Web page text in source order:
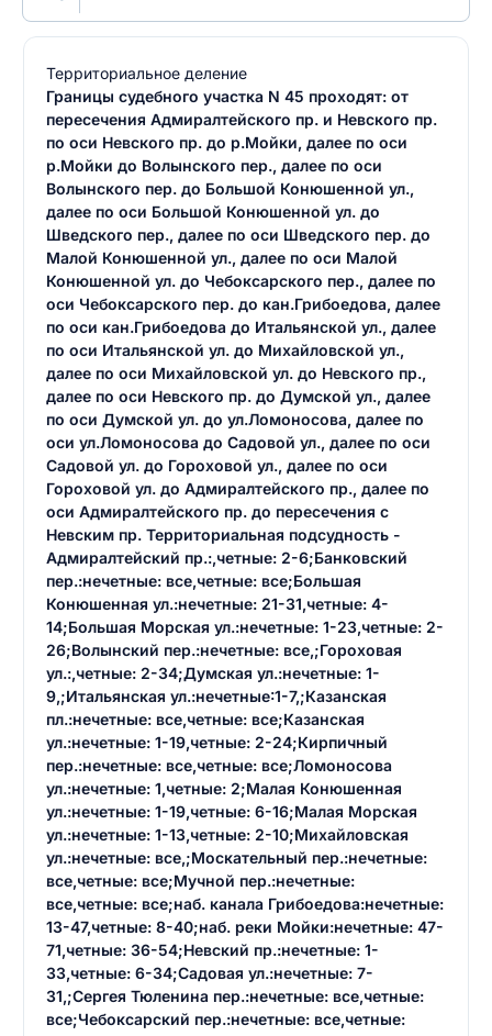
Территориальное деление
Границы судебного участка N 45 проходят: от
пересечения Адмиралтейского пр. и Невского пр.
по оси Невского пр. до р.Мойки, далее по оси
р.Мойки до Волынского пер., далее по оси
Волынского пер. до Большой Конюшенной ул.,
далее по оси Большой Конюшенной ул. до
Шведского пер., далее по оси Шведского пер. до
Малой Конюшенной ул., далее по оси Малой
Конюшенной ул. до Чебоксарского пер., далее по
оси Чебоксарского пер. до кан.Грибоедова, далее
по оси кан.Грибоедова до Итальянской ул., далее
по оси Итальянской ул. до Михайловской ул.,
далее по оси Михайловской ул. до Невского пр.,
далее по оси Невского пр. до Думской ул., далее
по оси Думской ул. до ул.Ломоносова, далее по
оси ул.Ломоносова до Садовой ул., далее по оси
Садовой ул. до Гороховой ул., далее по оси
Гороховой ул. до Адмиралтейского пр., далее по
оси Адмиралтейского пр. до пересечения с
Невским пр. Территориальная подсудность -
Адмиралтейский пр.:,четные: 2-6;Банковский
пер.:нечетные: все,четные: все;Большая
Конюшенная ул.:нечетные: 21-31,четные: 4-
14;Большая Морская ул.:нечетные: 1-23,четные: 2-
26;Волынский пер.:нечетные: все,;Гороховая
ул.:,четные: 2-34;Думская ул.:нечетные: 1-
9,;Итальянская ул.:нечетные:1-7,;Казанская
пл.:нечетные: все,четные: все;Казанская
ул.:нечетные: 1-19,четные: 2-24;Кирпичный
пер.:нечетные: все,четные: все;Ломоносова
ул.:нечетные: 1,четные: 2;Малая Конюшенная
ул.:нечетные: 1-19,четные: 6-16;Малая Морская
ул.:нечетные: 1-13,четные: 2-10;Михайловская
ул.:нечетные: все,;Москательный пер.:нечетные:
все,четные: все;Мучной пер.:нечетные:
все,четные: все;наб. канала Грибоедова:нечетные:
13-47,четные: 8-40;наб. реки Мойки:нечетные: 47-
71,четные: 36-54;Невский пр.:нечетные: 1-
33,четные: 6-34;Садовая ул.:нечетные: 7-
31,;Сергея Тюленина пер.:нечетные: все,четные:
все;Чебоксарский пер.:нечетные: все,четные: